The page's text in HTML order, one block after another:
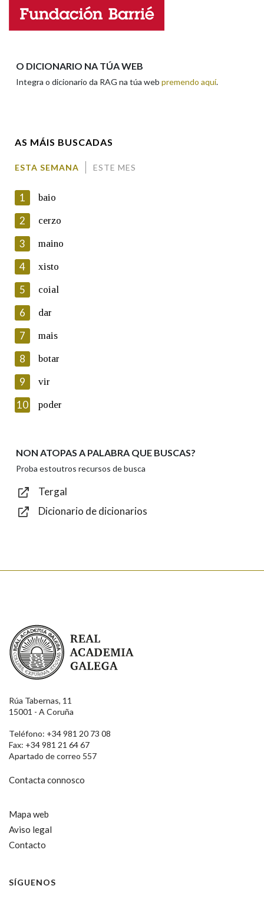
Nome
En cumprimento da normativa vixente en materia de
Protección de Datos de Carácter Persoal, a Real Academia
Galega informa a aqueles usuarios que faciliten o seu correo
electrónico, así como calquera outra información de carácter
persoal, que estes datos serán obxecto de tratamento
automatizado de carácter confidencial e incorporados aos seus
ficheiros informáticos. Así mesmo, os usuarios poderán exercer o
seu dereito de acceso, rectificación, oposición e cancelación dos
seus datos poñéndose en contacto connosco.
Lin e acepto as condicións da política de
Introduce o código que aparece na imaxe:
Texto de verificación
O DICIONARIO NA TÚA WEB
Integra o dicionario da RAG na túa web premendo aquí.
AS MÁIS BUSCADAS
ESTA SEMANA ESTE MES
1 baio
2 cerzo
3 maino
4 xisto
5 coial
6 dar
7 mais
8 botar
9 vir
10 poder
NON ATOPAS A PALABRA QUE BUSCAS?
Proba estoutros recursos de busca
Tergal
Dicionario de dicionarios
Real Academia Galega
Rúa Tabernas, 11
15001 - A Coruña
Teléfono: +34 981 20 73 08
Fax: +34 981 21 64 67
Apartado de correo 557
Contacta connosco
Mapa web
Aviso legal
Contacto
SÍGUENOS